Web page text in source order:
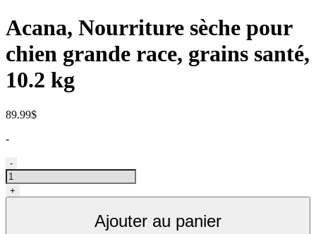
Acana, Nourriture sèche pour
chien grande race, grains santé,
10.2 kg
89.99$
-
quantité
de
Nourriture
pour
-
+
Ajouter au panier